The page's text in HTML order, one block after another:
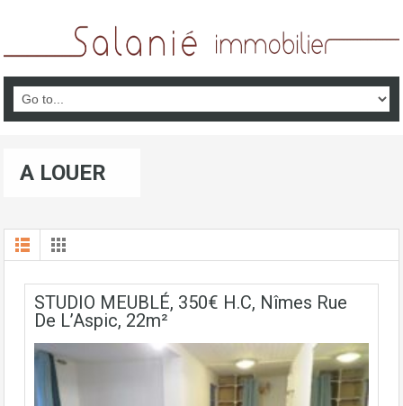
A LOUER
STUDIO MEUBLÉ, 350€ H.C, Nîmes Rue
De L’Aspic, 22m²